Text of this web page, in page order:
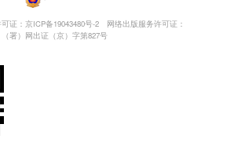
证：京ICP备19043480号-2
网络出版服务许可证：
（署）网出证（京）字第827号